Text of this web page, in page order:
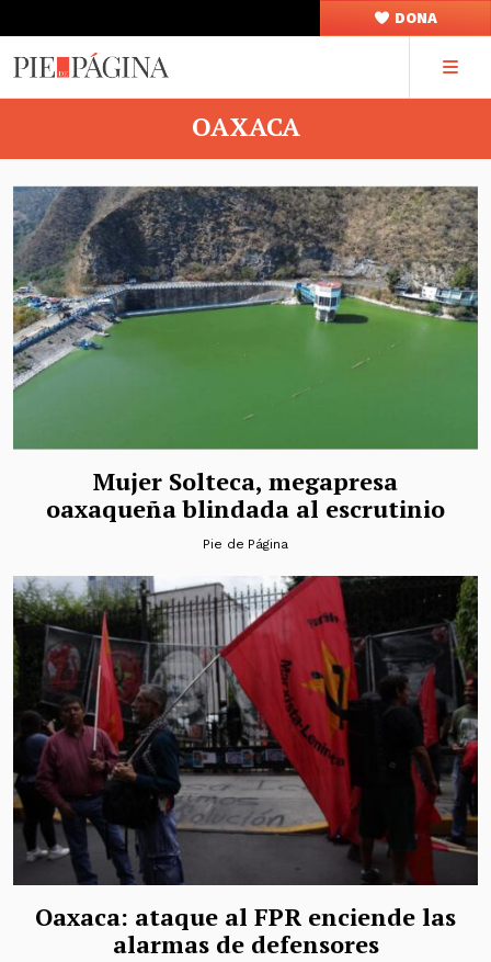
DONA
OAXACA
Mujer Solteca, megapresa
oaxaqueña blindada al escrutinio
Pie de Página
Oaxaca: ataque al FPR enciende las
alarmas de defensores